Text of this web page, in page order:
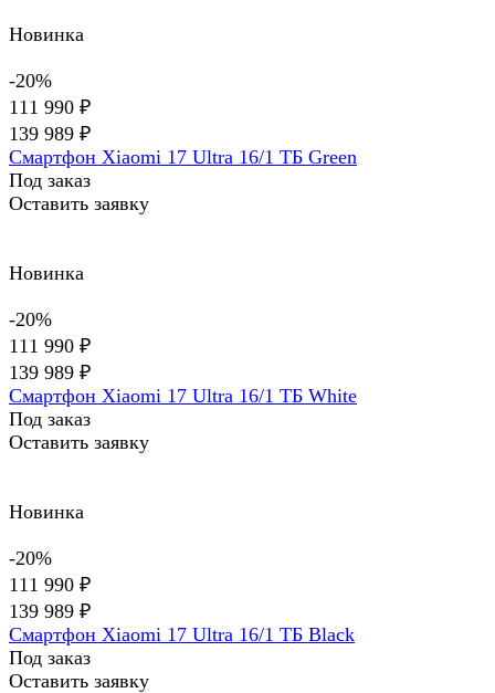
Новинка
-20%
111 990 ₽
139 989 ₽
Смартфон Xiaomi 17 Ultra 16/1 ТБ Green
Под заказ
Оставить заявку
Новинка
-20%
111 990 ₽
139 989 ₽
Смартфон Xiaomi 17 Ultra 16/1 ТБ White
Под заказ
Оставить заявку
Новинка
-20%
111 990 ₽
139 989 ₽
Смартфон Xiaomi 17 Ultra 16/1 ТБ Black
Под заказ
Оставить заявку